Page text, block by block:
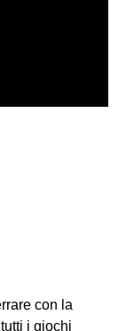
con la
i giochi